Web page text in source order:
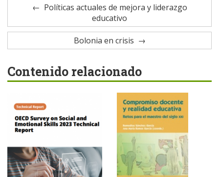
Políticas actuales de mejora y liderazgo
educativo
Bolonia en crisis
Contenido relacionado